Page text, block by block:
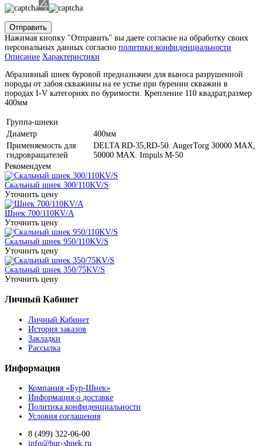
Отправить
Нажимая кнопку "Отправить" вы даете согласие на обработку своих
персональных данных согласно политики конфиденциальности
Описание Характеристики
Абразивный шнек буровой предназначен для выноса разрушенной
породы от забоя скважины на ее устье при бурении скважин в
породах I-V категориях по буримости. Крепление 110 квадрат,размер
400мм
Группа-шнеки
Диаметр
400мм
Применяемость для
гидровращателей
DELTA RD-35,RD-50. AugerTorg 30000 MAX,
50000 MAX. Impuls M-50
Рекомендуем
Скальный шнек 300/110KV/S
Уточнить цену
Шнек 700/110KV/A
Уточнить цену
Скальный шнек 950/110KV/S
Уточнить цену
Скальный шнек 350/75KV/S
Уточнить цену
Личный Кабинет
Личный Кабинет
История заказов
Закладки
Рассылка
Информация
Компания «Бур-Шнек»
Информация о доставке
Политика конфиденциальности
Условия соглашения
8 (499) 322-06-00
info@bur-shnek.ru